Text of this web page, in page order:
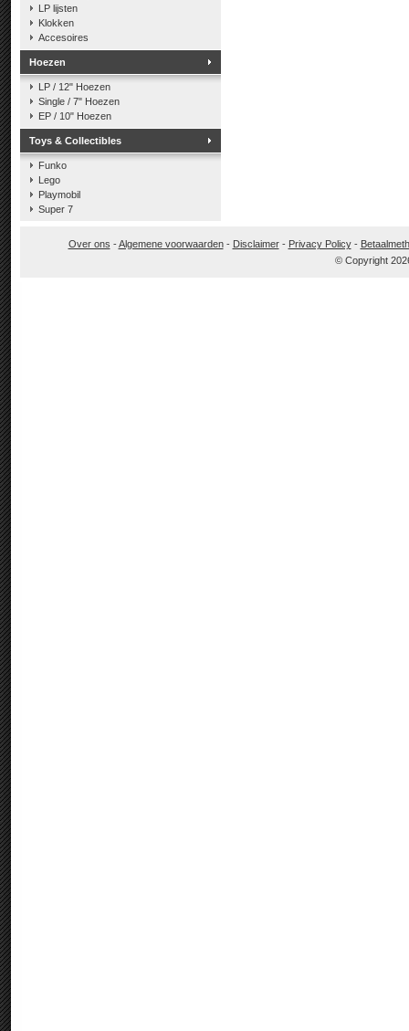
LP lijsten
Klokken
Accesoires
Hoezen
LP / 12" Hoezen
Single / 7" Hoezen
EP / 10" Hoezen
Toys & Collectibles
Funko
Lego
Playmobil
Super 7
Over ons -Algemene voorwaarden- Disclaimer- Privacy Policy-
© Copyright